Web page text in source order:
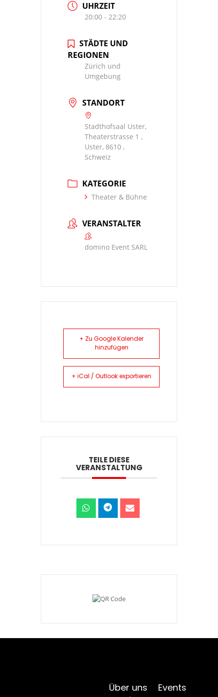
UHRZEIT
20:00 - 22:20
STÄDTE UND
REGIONEN
Zürich und
Umgebung
STANDORT
Stadthofsaal Uster,
Theaterstrasse 1 ,
Uster, 8610 ,
Schweiz
KATEGORIE
Theater & Bühne
VERANSTALTER
domino Event SARL
+ Zu Google Kalender
hinzufügen
+ iCal / Outlook exportieren
TEILE DIESE
VERANSTALTUNG
Events
Über uns